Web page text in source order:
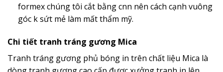
formex chúng tôi cắt bằng cnn nên cách cạnh vuông
góc k sứt mẻ làm mất thẩm mỹ.
Chi tiết tranh tráng gương Mica
Tranh tráng gương phủ bóng in trên chất liệu Mica là